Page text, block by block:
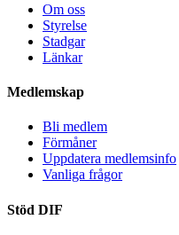
Om oss
Styrelse
Stadgar
Länkar
Medlemskap
Bli medlem
Förmåner
Uppdatera medlemsinfo
Vanliga frågor
Stöd DIF